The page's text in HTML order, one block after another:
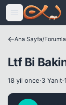
Icerige atla
Ana Sayfa/
Ltf Bi
18 yil once·3 Yanıt·